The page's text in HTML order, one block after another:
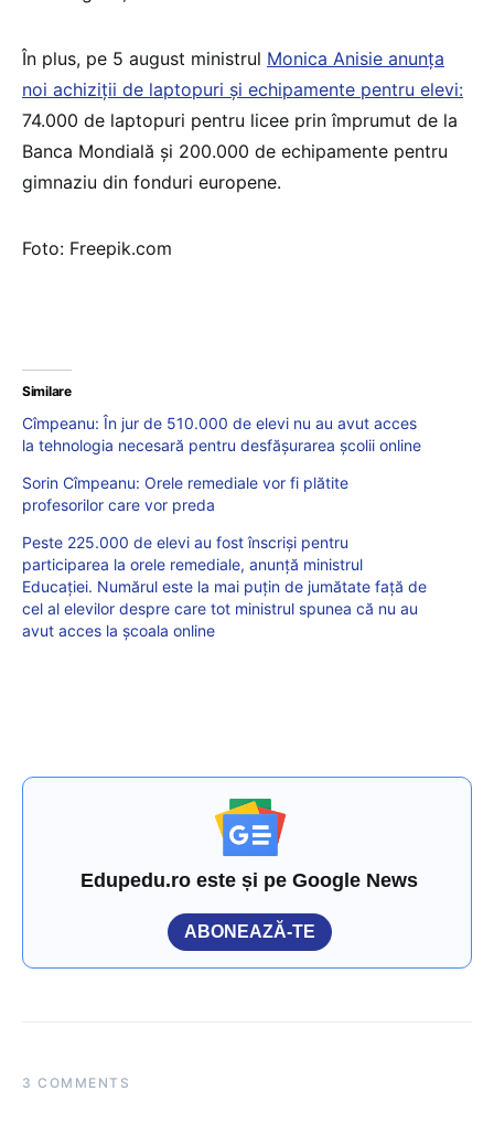
În plus, pe 5 august ministrul Monica Anisie anunța
noi achiziții de laptopuri și echipamente pentru elevi:
74.000 de laptopuri pentru licee prin împrumut de la
Banca Mondială și 200.000 de echipamente pentru
gimnaziu din fonduri europene.
Foto: Freepik.com
Similare
Cîmpeanu: În jur de 510.000 de elevi nu au avut acces
la tehnologia necesară pentru desfășurarea școlii online
Sorin Cîmpeanu: Orele remediale vor fi plătite
profesorilor care vor preda
Peste 225.000 de elevi au fost înscriși pentru
participarea la orele remediale, anunță ministrul
Educației. Numărul este la mai puțin de jumătate față de
cel al elevilor despre care tot ministrul spunea că nu au
avut acces la școala online
Edupedu.ro este și pe Google News
ABONEAZĂ-TE
3 COMMENTS